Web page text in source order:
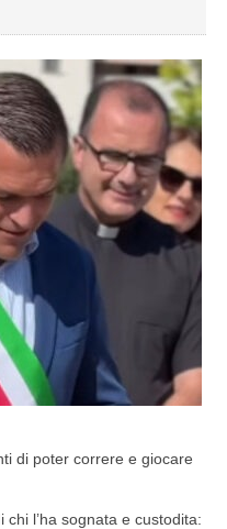
di poter correre e giocare
l’ha sognata e custodita: